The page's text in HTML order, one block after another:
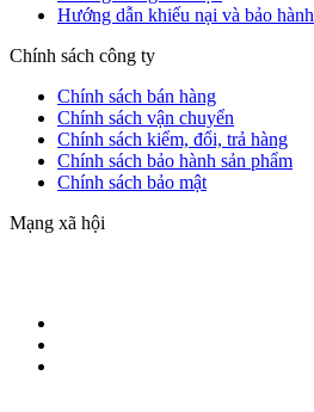
Hướng dẫn khiếu nại và bảo hành
Chính sách công ty
Chính sách bán hàng
Chính sách vận chuyển
Chính sách kiểm, đổi, trả hàng
Chính sách bảo hành sản phẩm
Chính sách bảo mật
Mạng xã hội